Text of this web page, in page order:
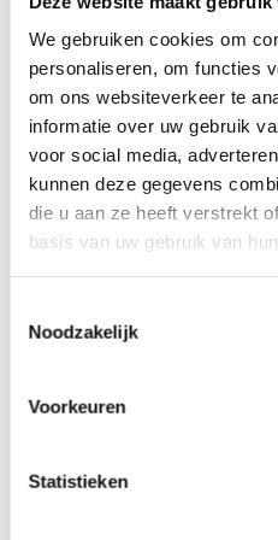
We gebruiken cookies om
personaliseren, om functies
om ons websiteverkeer te
informatie over uw gebruik
voor social media,
kunnen deze gegevens
die u aan ze heeft verstrekt
basis van uw gebruik van
Noodzakelijk
Voorkeuren
Statistieken
Ook interessant
ECG papier t.b.v.